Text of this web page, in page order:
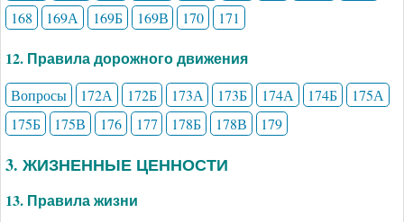
168
169А 169Б 169В 170 171
12. Правила дорожного движения
Вопросы 172А 172Б 173А 173Б 174А 174Б
175А
175Б
175В 176 177 178Б 178В 179
3. ЖИЗНЕННЫЕ ЦЕННОСТИ
13. Правила жизни